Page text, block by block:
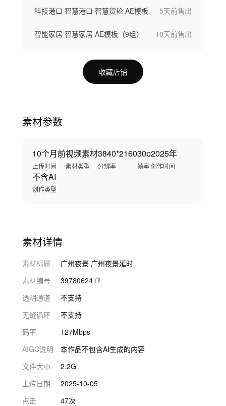
科技港口 智慧港口 智慧货轮 AE模板 5天前售出
智能家居 智慧家居 AE模板（9组） 10天前售出
收藏店铺
素材参数
10个月前
上传时间
视频素材
素材类型
3840*2160
分辨率
30p
帧率
2025年
创作时间
不含AI
创作类型
素材详情
素材标题
广州夜景 广州夜景延时
素材编号
39780624
透明通道
不支持
无缝循环
不支持
码率
127Mbps
AIGC说明
本作品不包含AI生成的内容
文件大小
2.2G
上传日期
2025-10-05
点击
47次